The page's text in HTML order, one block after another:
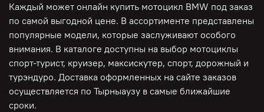
Каждый может онлайн купить мотоцикл BMW под заказ
по самой выгодной цене. В ассортименте представлены
популярные модели, которые заслуживают особого
внимания. В каталоге доступны на выбор мотоциклы
спорт-турист, круизер, максискутер, спорт, дорожный и
турэндуро. Доставка оформленных на сайте заказов
осуществляется по Тырныаузу в самые ближайшие
сроки.